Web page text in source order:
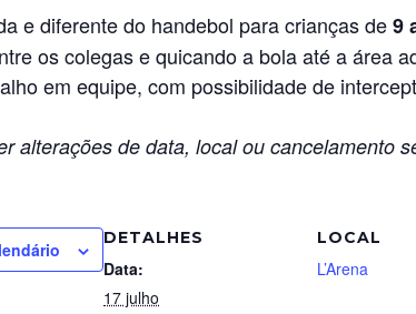
e diferente do handebol para crianças de9
os colegas e quicando a bola até a área
em equipe, com possibilidade de
alterações de data, local ou cancelamento
DETALHES
Data:
17 julho
LOCAL
L’Arena